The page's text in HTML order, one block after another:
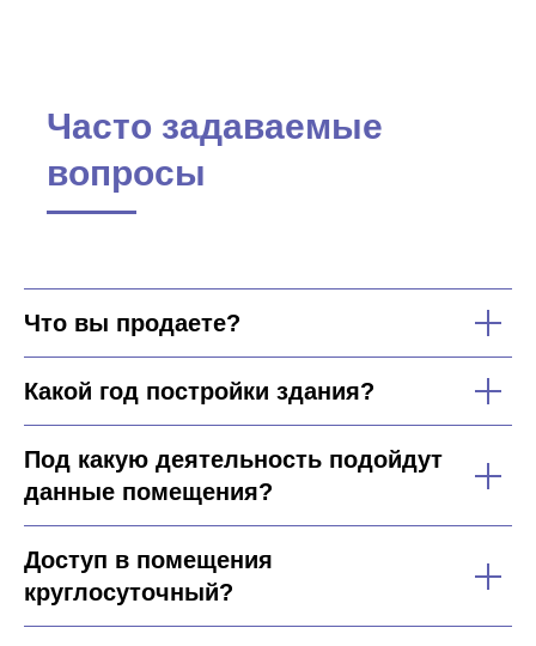
Часто задаваемые
вопросы
Что вы продаете?
Какой год постройки здания?
Под какую деятельность подойдут
данные помещения?
Доступ в помещения
круглосуточный?